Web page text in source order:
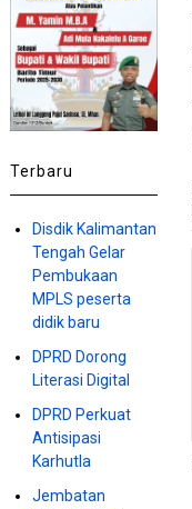
Terbaru
Disdik Kalimantan
Tengah Gelar
Pembukaan
MPLS peserta
didik baru
DPRD Dorong
Literasi Digital
DPRD Perkuat
Antisipasi
Karhutla
Jembatan